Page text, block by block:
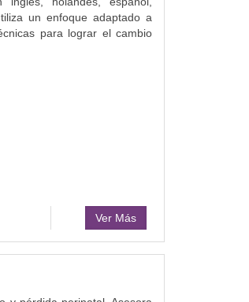
un enfoque adaptado a
para lograr el cambio
Ver Más